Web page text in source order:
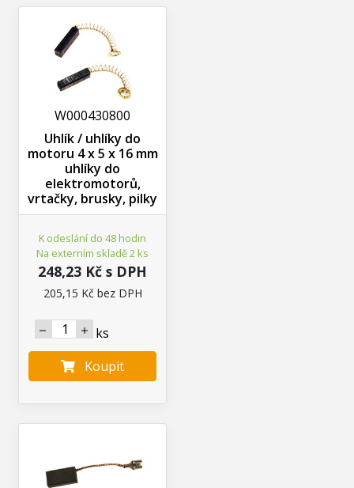
W000430800
Uhlík / uhlíky do
motoru 4 x 5 x 16 mm
uhlíky do
elektromotorů,
vrtačky, brusky, pilky
K odeslání do 48 hodin
Na externím skladě 2 ks
248,23 Kč s DPH
205,15 Kč bez DPH
ks
Koupit